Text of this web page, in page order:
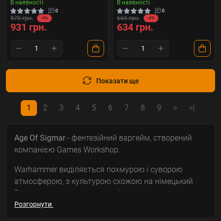
В наявності
0
970 грн. -4%
931 грн.
В наявності
0
660 грн. -4%
634 грн.
Показати ще
1 2 3 4 5 6 7 8 9 > >|
Age Of Sigmar - фентезійний варгейм, створений
компанією Games Workshop.
Warhammer виділяється похмурою і суворою
атмосферою, з культурою схожою на німецький
Ренесанс, схрещеною з толкіновським
Середзем'ям. Однією з ключових рис сеттинга є
Розгорнути